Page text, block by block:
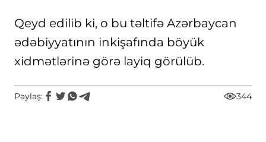
Qeyd edilib ki, o bu təltifə Azərbaycan
ədəbiyyatının inkişafında böyük
xidmətlərinə görə layiq görülüb.
Paylaş: 344